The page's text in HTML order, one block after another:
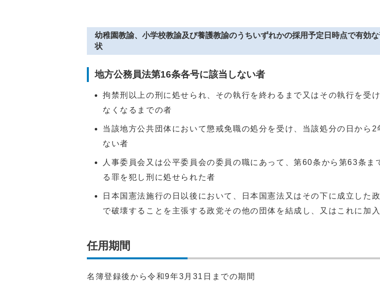
幼稚園教諭、小学校教諭及び養護教諭のうちいずれかの採用予定日時点で有効
状
地方公務員法第16条各号に該当しない者
拘禁刑以上の刑に処せられ、その執行を終わるまで又はその執行を受
なくなるまでの者
当該地方公共団体において懲戒免職の処分を受け、当該処分の日から2
ない者
人事委員会又は公平委員会の委員の職にあって、第60条から第63条ま
る罪を犯し刑に処せられた者
日本国憲法施行の日以後において、日本国憲法又はその下に成立した
で破壊することを主張する政党その他の団体を結成し、又はこれに加
任用期間
名簿登録後から令和9年3月31日までの期間